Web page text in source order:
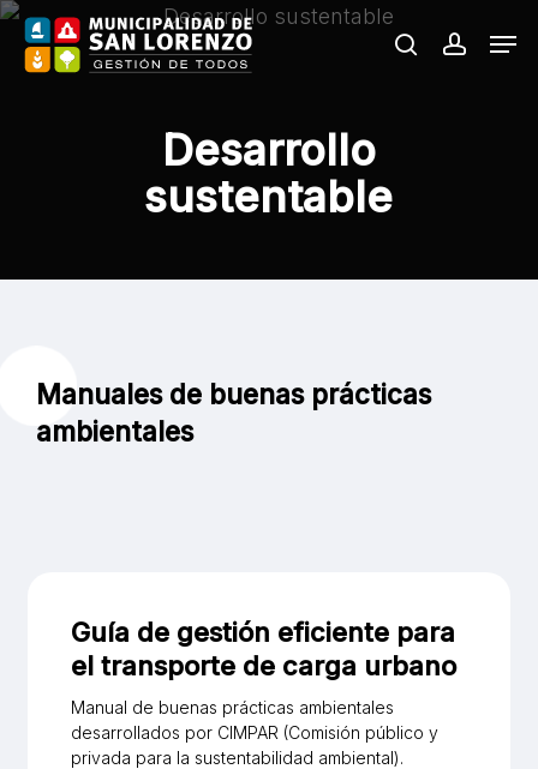
Skip
search
Desarrollo
sustentable
Manuales de buenas prácticas
ambientales
Guía de gestión eficiente para
el transporte de carga urbano
Manual de buenas prácticas ambientales
desarrollados por CIMPAR (Comisión público y
privada para la sustentabilidad ambiental).